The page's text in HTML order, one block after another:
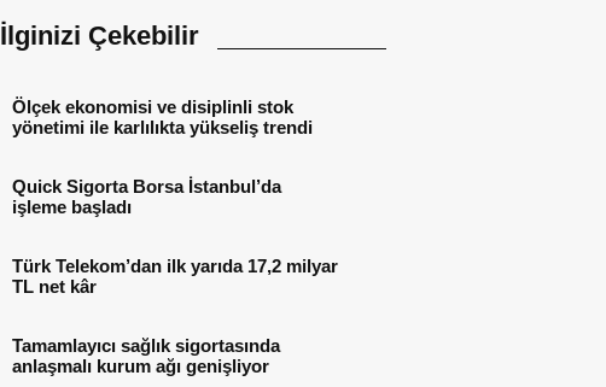
İlginizi Çekebilir
Ölçek ekonomisi ve disiplinli stok
yönetimi ile karlılıkta yükseliş trendi
Quick Sigorta Borsa İstanbul’da
işleme başladı
Türk Telekom’dan ilk yarıda 17,2 milyar
TL net kâr
Tamamlayıcı sağlık sigortasında
anlaşmalı kurum ağı genişliyor